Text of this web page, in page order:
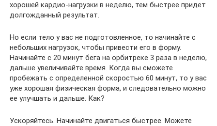
хорошей кардио-нагрузки в неделю, тем быстрее придет
долгожданный результат.
Но если тело у вас не подготовленное, то начинайте с
небольших нагрузок, чтобы привести его в форму.
Начинайте с 20 минут бега на орбитреке 3 раза в неделю,
дальше увеличивайте время. Когда вы сможете
пробежать с определенной скоростью 60 минут, то у вас
уже хорошая физическая форма, и следовательно можно
ее улучшать и дальше. Как?
Ускоряйтесь. Начинайте двигаться быстрее. Можете